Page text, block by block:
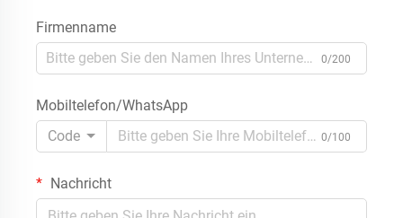
Firmenname
0/200
Mobiltelefon/WhatsApp
Code
0/100
Nachricht